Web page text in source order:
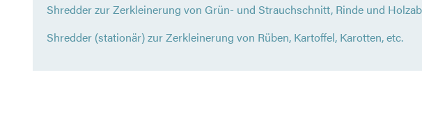
Shredder zur Zerkleinerung von Grün- und Strauchschnitt, Rinde und
Shredder (stationär) zur Zerkleinerung von Rüben, Kartoffel, Karotten, etc.